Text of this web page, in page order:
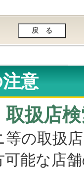
意
取扱店
の取扱
可能な店